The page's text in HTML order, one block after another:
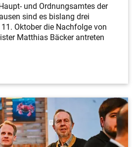
und Ordnungsamtes der
sind es bislang drei
Oktober die Nachfolge von
Matthias Bäcker antreten